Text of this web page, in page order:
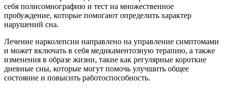
себя полисомнографию и тест на множественное
пробуждение, которые помогают определить характер
нарушений сна.
Лечение нарколепсии направлено на управление симптомами
и может включать в себя медикаментозную терапию, а также
изменения в образе жизни, такие как регулярные короткие
дневные сны, которые могут помочь улучшить общее
состояние и повысить работоспособность.